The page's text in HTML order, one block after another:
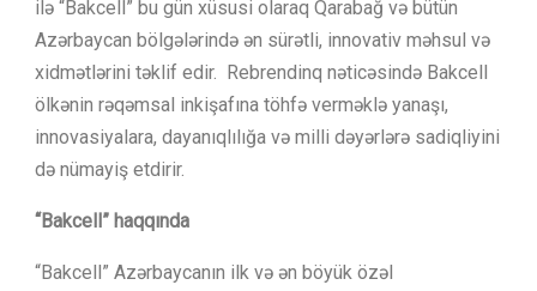
ilə “Bakcell” bu gün xüsusi olaraq Qarabağ və bütün
Azərbaycan bölgələrində ən sürətli, innovativ məhsul və
xidmətlərini təklif edir. Rebrendinq nəticəsində Bakcell
ölkənin rəqəmsal inkişafına töhfə verməklə yanaşı,
innovasiyalara, dayanıqlılığa və milli dəyərlərə sadiqliyini
də nümayiş etdirir.
“Bakcell” haqqında
“Bakcell” Azərbaycanın ilk və ən böyük özəl